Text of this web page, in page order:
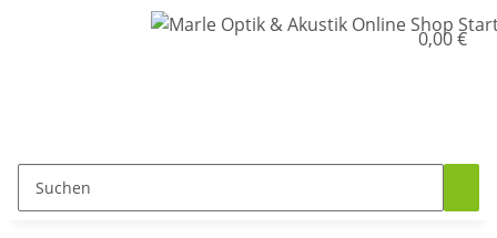
0,00 €